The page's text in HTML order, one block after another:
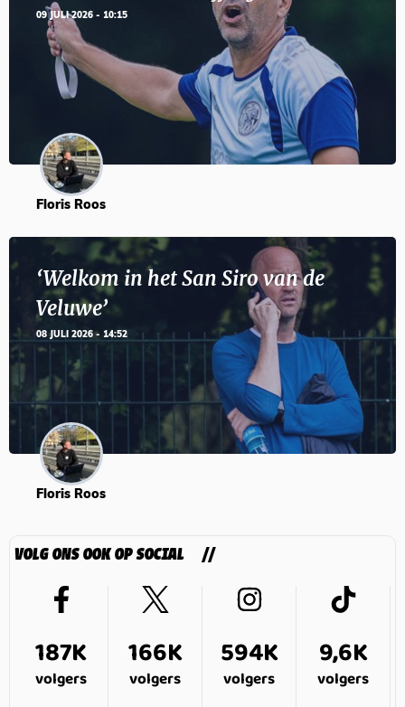
09 JULI 2026 - 10:15
Floris Roos
‘Welkom in het San Siro van de
Veluwe’
08 JULI 2026 - 14:52
Floris Roos
VOLG ONS OOK OP SOCIAL
187K
volgers
166K
volgers
594K
volgers
9,6K
volgers